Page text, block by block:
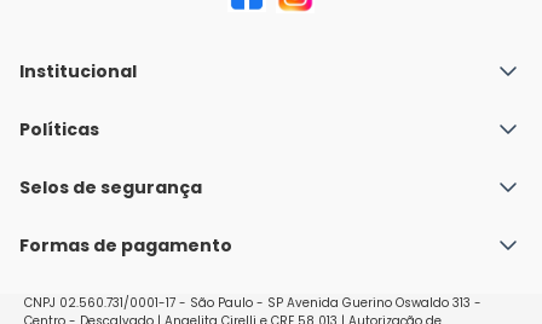
Institucional
Quem Somos
Nossas lojas
Políticas
Política de Envio
Políticas de Trocas e Devoluções
Selos de segurança
Formas de pagamento
CNPJ 02.560.731/0001-17 - São Paulo - SP Avenida Guerino Oswaldo 313 -